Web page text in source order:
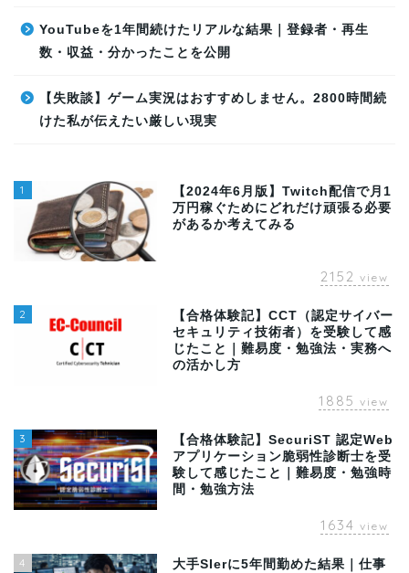
YouTubeを1年間続けたリアルな結果｜登録者・再生
数・収益・分かったことを公開
【失敗談】ゲーム実況はおすすめしません。2800時間続
けた私が伝えたい厳しい現実
1
【2024年6月版】Twitch配信で月1
万円稼ぐためにどれだけ頑張る必要
があるか考えてみる
2152 view
2
【合格体験記】CCT（認定サイバー
セキュリティ技術者）を受験して感
じたこと｜難易度・勉強法・実務へ
の活かし方
1885 view
3
【合格体験記】SecuriST 認定Web
アプリケーション脆弱性診断士を受
験して感じたこと｜難易度・勉強時
間・勉強方法
1634 view
4
大手SIerに5年間勤めた結果｜仕事